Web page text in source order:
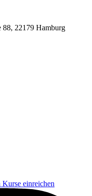
88, 22179 Hamburg
Kurse einreichen